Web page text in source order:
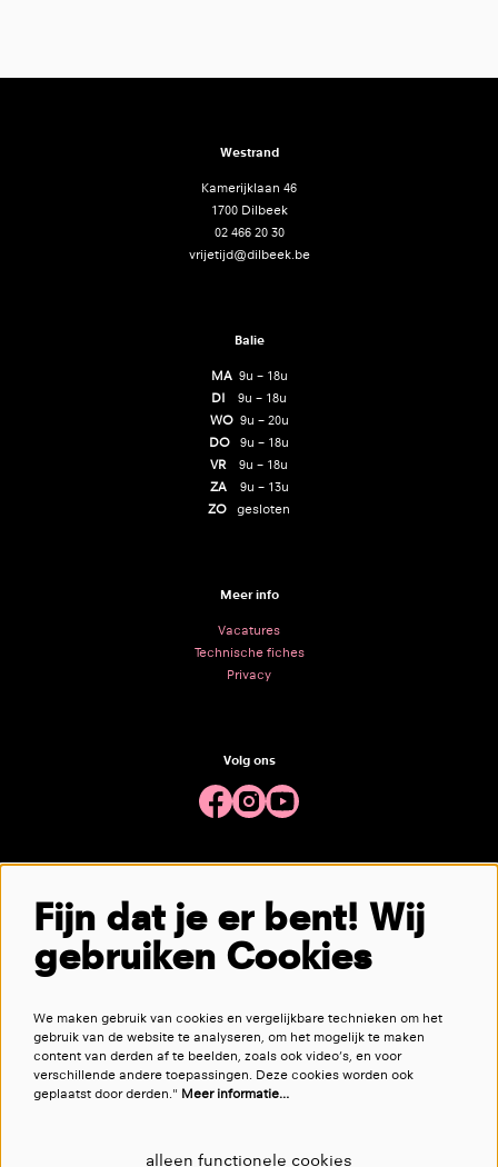
Westrand
Kamerijklaan 46
1700 Dilbeek
02 466 20 30
vrijetijd@dilbeek.be
Balie
MA 9u – 18u
DI 9u – 18u
WO9u – 20u
DO 9u – 18u
VR 9u – 18u
ZA
9u – 13u
ZO gesloten
Meer info
Vacatures
Technische fiches
Privacy
Volg ons
Meld je aan voor de nieuwsbrief
aanmelden
Deze site wordt beschermd door reCAPTCHA, dataverwerking gebeurt in overeenstemming met de
Cloud Data Processing
Addendumvan Google.
Fijn dat je er bent! Wij
gebruiken Cookies
We maken gebruik van cookies en vergelijkbare technieken om het
gebruik van de website te analyseren, om het mogelijk te maken
content van derden af te beelden, zoals ook video’s, en voor
verschillende andere toepassingen. Deze cookies worden ook
geplaatst door derden." Meer informatie…
alleen functionele cookies